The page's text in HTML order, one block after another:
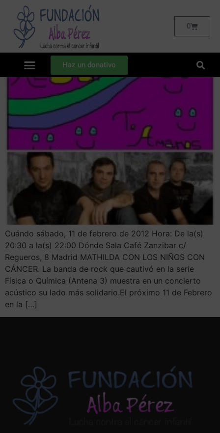
0
Haz un donativo
Cuándo sábado, 11 de febrero de 2012 Hora: De la(s)
20:30 a la(s) 22:00 Dónde Sala Café Zanzibar c/
Regueros, 8 Madrid MATHILDA CON LOS NIÑOS CON
CÁNCER. La banda de rock que cautivó en la serie
Física o Química (Antena 3) muestra en un concierto
acústico su lado más solidario.El próximo 11 de Febrero
en la […]